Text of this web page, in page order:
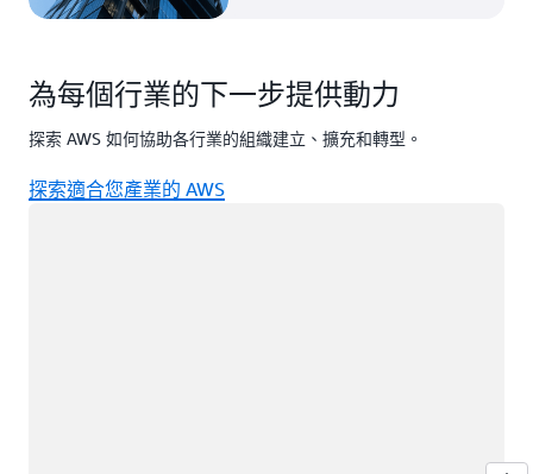
為每個行業的下一步提供動力
探索 AWS 如何協助各行業的組織建立、擴充和轉型。
探索適合您產業的 AWS